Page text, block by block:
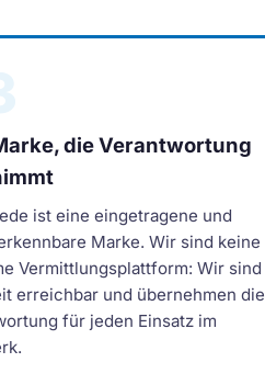
die Verantwortung
ist eine eingetragene und
Marke. Wir sind keine
Vermittlungsplattform: Wir sind
erreichbar und übernehmen die
für jeden Einsatz im